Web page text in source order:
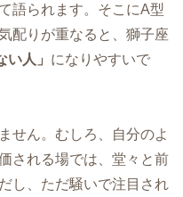
語られます。そこにA型
配りが重なると、獅子座
い人」 になりやすいで
せん。むしろ、自分のよ
される場では、堂々と前
し、ただ騒いで注目され